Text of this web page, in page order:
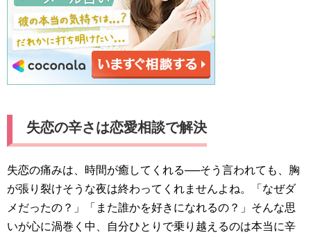
失恋の辛さは恋愛相談で解決
失恋の痛みは、時間が癒してくれる──そう言われても、胸
が張り裂けそうな夜は終わってくれませんよね。「なぜダ
メだったの？」「また誰かを好きになれるの？」そんな思
いが心に渦巻く中、自分ひとりで乗り越えるのは本当に辛